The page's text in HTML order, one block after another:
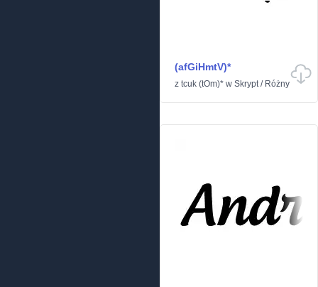
(afGiHmtV)*
z tcuk (tOm)* w Skrypt/ Różny